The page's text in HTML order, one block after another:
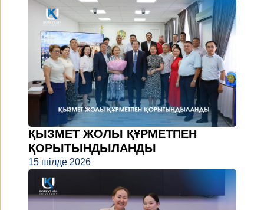
ҚЫЗМЕТ ЖОЛЫ ҚҰРМЕТПЕН
ҚОРЫТЫНДЫЛАНДЫ
15 шілде 2026